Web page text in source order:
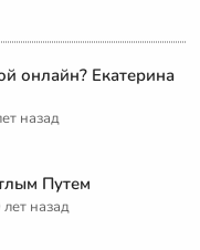
онлайн? Екатерина
назад
Путем
лет назад